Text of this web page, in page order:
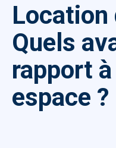
Location
Quels
rapport à
espace ?